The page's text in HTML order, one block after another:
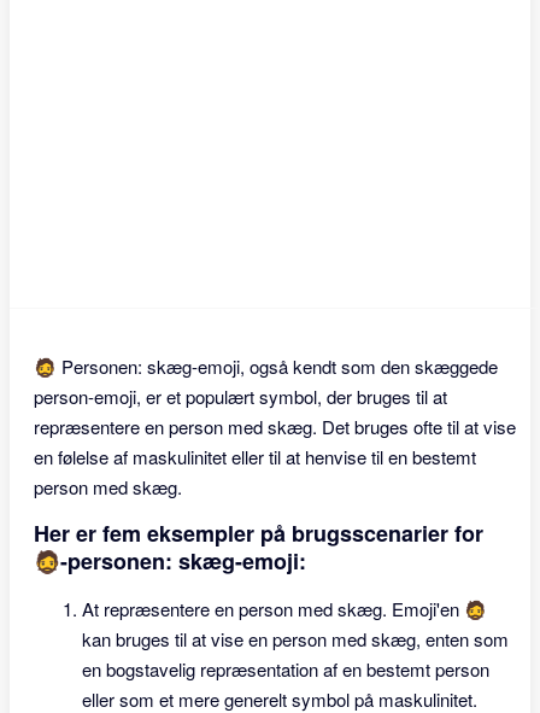
🧔 Personen: skæg-emoji, også kendt som den skæggede
person-emoji, er et populært symbol, der bruges til at
repræsentere en person med skæg. Det bruges ofte til at vise
en følelse af maskulinitet eller til at henvise til en bestemt
person med skæg.
Her er fem eksempler på brugsscenarier for
🧔-personen: skæg-emoji:
At repræsentere en person med skæg. Emoji'en 🧔
kan bruges til at vise en person med skæg, enten som
en bogstavelig repræsentation af en bestemt person
eller som et mere generelt symbol på maskulinitet.